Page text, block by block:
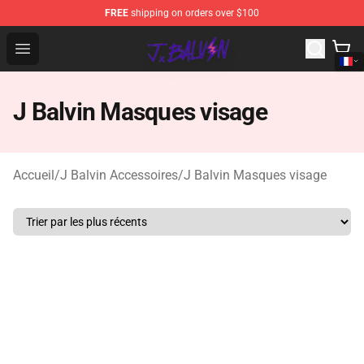
FREE shipping on orders over $100
Open menu
J Balvin Store - Official J Balvin Merchandise Shop
J Balvin Masques visage
Accueil/J Balvin Accessoires/J Balvin Masques visage